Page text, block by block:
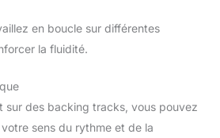
en boucle sur différentes
la fluidité.
sur des backing tracks, vous pouvez
sens du rythme et de la